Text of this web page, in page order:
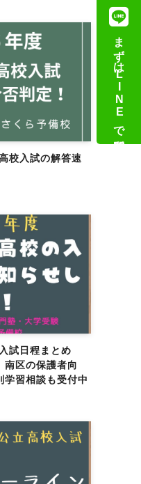
校入試の解答速
試日程まとめ
南区の保護者向
学習相談も受付中
まずはLINEで質問